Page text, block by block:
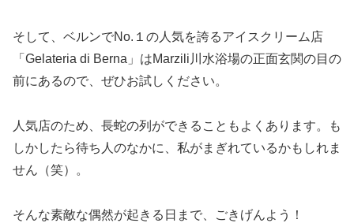
そして、ベルンでNo.１の人気を誇るアイスクリーム店
「Gelateria di Berna」はMarzili川水浴場の正面玄関の目の
前にあるので、ぜひお試しください。
人気店のため、長蛇の列ができることもよくあります。も
しかしたら待ち人のなかに、私がまぎれているかもしれま
せん（笑）。
そんな素敵な偶然が起きる日まで、ごきげんよう！